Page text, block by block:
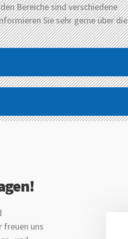
Bereiche sind verschiedene
Sie sehr gerne über die
freuen uns